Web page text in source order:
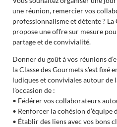
une réunion, remercier vos
professionnalisme et détente ? La
propose une offre sur mesure
partage et de convivialité.
Donner du goût à vos réunions
la Classe des Gourmets s’est fixé
ludiques et conviviales autour de
l’occasion de :
• Fédérer vos collaborateurs
• Renforcer la cohésion d’équipe
• Établir des liens avec vos bons